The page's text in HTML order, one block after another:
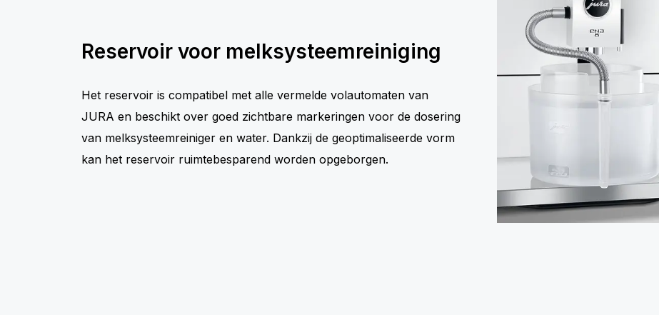
Reservoir voor melksysteemreiniging
Het reservoir is compatibel met alle vermelde volautomaten van
JURA en beschikt over goed zichtbare markeringen voor de dosering
van melksysteemreiniger en water. Dankzij de geoptimaliseerde vorm
kan het reservoir ruimtebesparend worden opgeborgen.